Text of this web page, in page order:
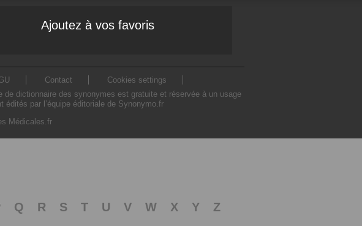
Ajoutez à vos favoris
Contact
Cookies settings
dictionnaire des synonymes est gratuite et réservée à un usage
par l’équipe éditoriale de Synonymo.fr
Médicales.fr
Q R S T U V W X Y
Z